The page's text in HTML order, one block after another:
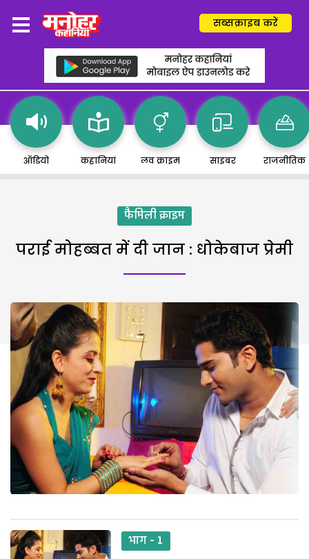
सब्सक्राइब करें
ऑडियो कहानियां लव क्राइम साइबर राजनीतिक
फैमिली क्राइम
पराई मोहब्बत में दी जान : धोकेबाज प्रेमी
भाग - 1